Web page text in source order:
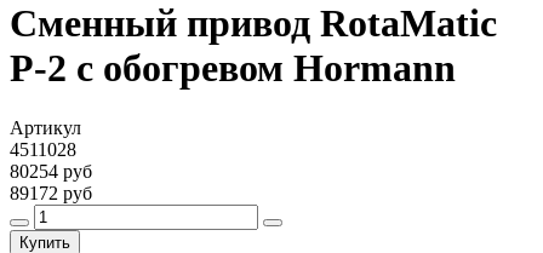
Сменный привод RotaMatic
P-2 с обогревом Hormann
Артикул
4511028
80254 руб
89172 руб
Купить